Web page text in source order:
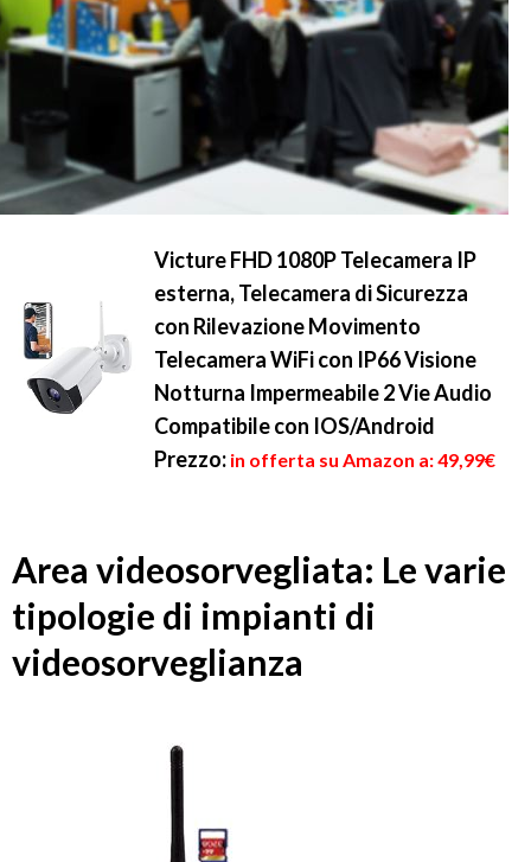
Victure FHD 1080P Telecamera IP
esterna, Telecamera di Sicurezza
con Rilevazione Movimento
Telecamera WiFi con IP66 Visione
Notturna Impermeabile 2 Vie Audio
Compatibile con IOS/Android
Prezzo: in offerta su Amazon a: 49,99€
Area videosorvegliata: Le varie
tipologie di impianti di
videosorveglianza